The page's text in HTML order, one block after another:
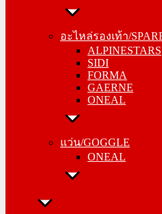
อะไหล่รองเท้า/
ALPINESTARS
SIDI
FORMA
GAERNE
ONEAL
แว่น/GOGGLE
ONEAL
อะไหล่รองเท้า/
SIDI
FORMA
GAERNE
ONEAL
แว่น/GOGGLE
ลำลอง/CASUAL